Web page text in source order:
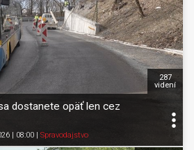
dostanete opäť len cez
| 08:00 Spravodajstvo
287
videní